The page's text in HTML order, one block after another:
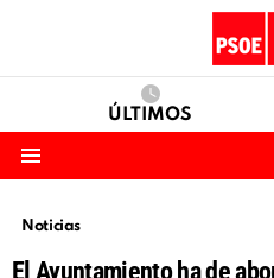
ÚLTIMOS
Noticias
El Ayuntamiento ha de